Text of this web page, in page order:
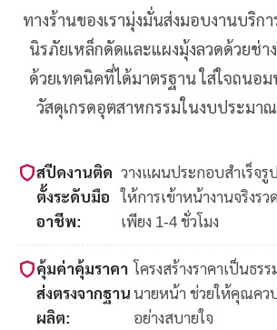
ทางร้านของเรามุ่งมั่นส่งมอบงานบริกา
นิรภัยเหล็กดัดและแผงมุ้งลวดด้วยช่
ด้วยเทคนิคที่ได้มาตรฐาน ใส่ใจถนอ
วัสดุเกรดอุตสาหกรรมในงบประมา
สปีดงานติด
ตั้งระดับมือ
อาชีพ:
วางแผนประกอบสำเร็จรู
ให้การเข้าหน้างานจริงรว
เพียง 1-4 ชั่วโมง
คุ้มค่าคุ้มราคา
ส่งตรงจากฐาน
ผลิต:
โครงสร้างราคาเป็นธร
นายหน้า ช่วยให้คุณคว
อย่างสบายใจ